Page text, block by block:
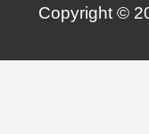
Copyright ©